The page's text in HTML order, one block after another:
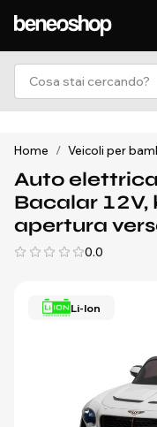
Home / Veicoli per
Auto
Bacalar 12V,
apertura
0.0
Li-Ion